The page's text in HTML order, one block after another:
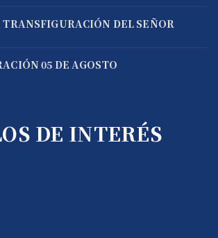
TRANSFIGURACIÓN DEL SEÑOR
05 DE AGOSTO
DE INTERÉS